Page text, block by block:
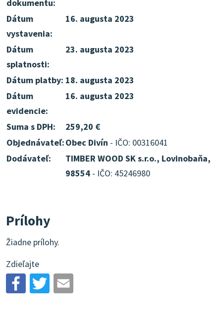
dokumentu:
Dátum
vystavenia:
16. augusta 2023
Dátum
splatnosti:
23. augusta 2023
Dátum platby: 18. augusta 2023
Dátum
evidencie:
16. augusta 2023
Suma s DPH:
259,20 €
Objednávateľ:Obec Divín - IČO: 00316041
Dodávateľ:
TIMBER WOOD SK s.r.o., Lovinobaňa,
98554 - IČO: 45246980
Prílohy
Žiadne prílohy.
Zdieľajte